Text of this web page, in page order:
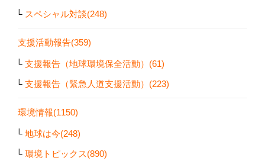
スペシャル対談(248)
支援活動報告(359)
支援報告（地球環境保全活動）(61)
支援報告（緊急人道支援活動）(223)
環境情報(1150)
地球は今(248)
環境トピックス(890)